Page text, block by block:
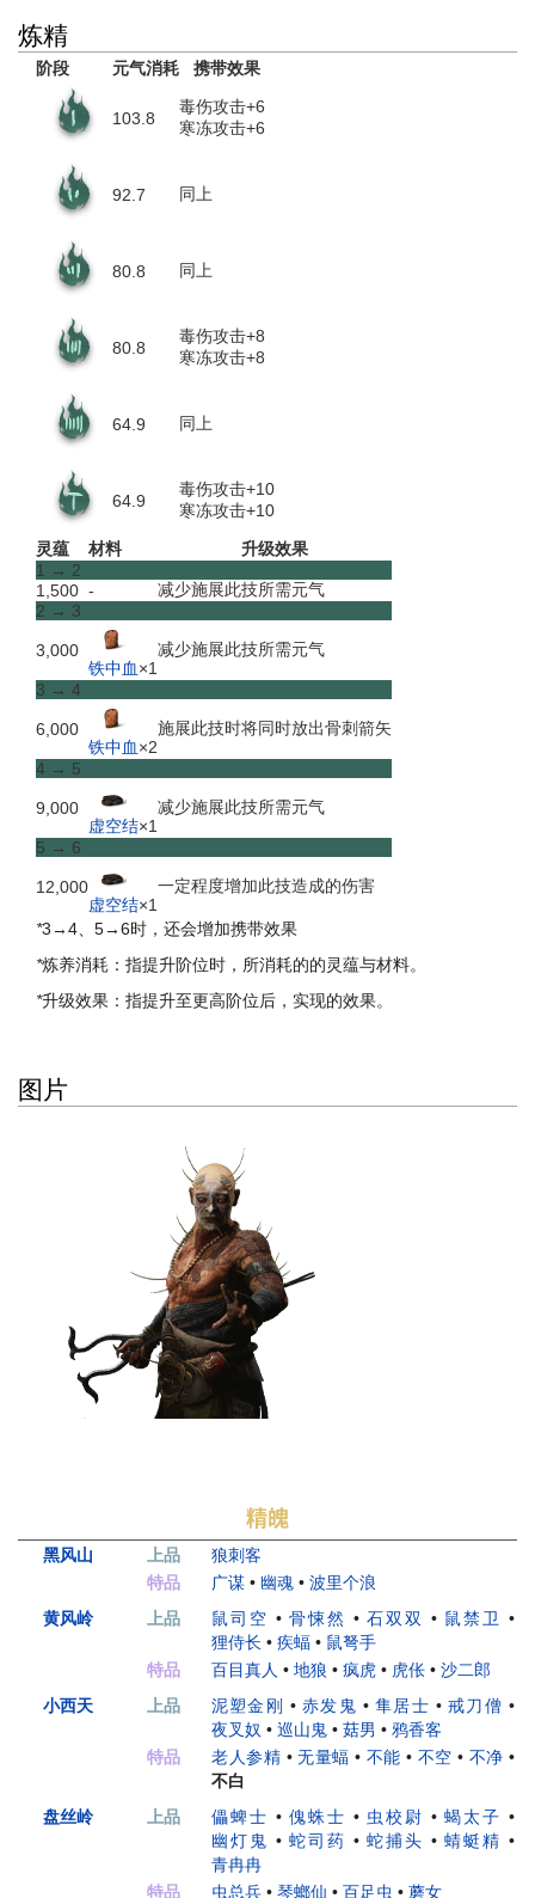
炼精
阶段 元气消耗 携带效果
103.8
毒伤攻击+6
寒冻攻击+6
92.7 同上
80.8 同上
80.8
毒伤攻击+8
寒冻攻击+8
64.9 同上
64.9
毒伤攻击+10
寒冻攻击+10
灵蕴
材料
升级效果
1 → 2
1,500 -
减少施展此技所需元气
2 → 3
3,000
铁中血×1
减少施展此技所需元气
3 → 4
6,000
铁中血×2
施展此技时将同时放出骨刺箭矢
4 → 5
9,000
虚空结×1
减少施展此技所需元气
5 → 6
12,000
虚空结×1
一定程度增加此技造成的伤害
*3→4、5→6时，还会增加携带效果
*炼养消耗：指提升阶位时，所消耗的的灵蕴与材料。
*升级效果：指提升至更高阶位后，实现的效果。
图片
精魄
黑风山 上品
狼刺客
特品
广谋 • 幽魂 • 波里个浪
黄风岭
上品 鼠司空 • 骨悚然 • 石双双 • 鼠禁卫
•
狸侍长 • 疾蝠 • 鼠弩手
特品
百目真人 • 地狼 • 疯虎 • 虎伥 • 沙二郎
小西天
上品 泥塑金刚 •赤发鬼 •隼居士 •戒刀僧 •
夜叉奴 • 巡山鬼 • 菇男 • 鸦香客
特品
老人参精 • 无量蝠 • 不能 • 不空 • 不净 •
不白
盘丝岭
上品 儡蜱士 • 傀蛛士 • 虫校尉 • 蝎太子 •
幽灯鬼 • 蛇司药 • 蛇捕头 • 蜻蜓精 •
青冉冉
特品
虫总兵 • 琴螂仙 • 百足虫 • 蘑女